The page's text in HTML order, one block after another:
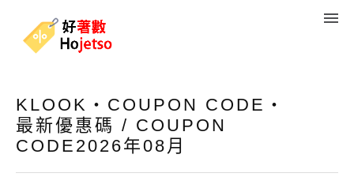
KLOOK・COUPON CODE・
最新優惠碼 / COUPON
CODE2026年08月